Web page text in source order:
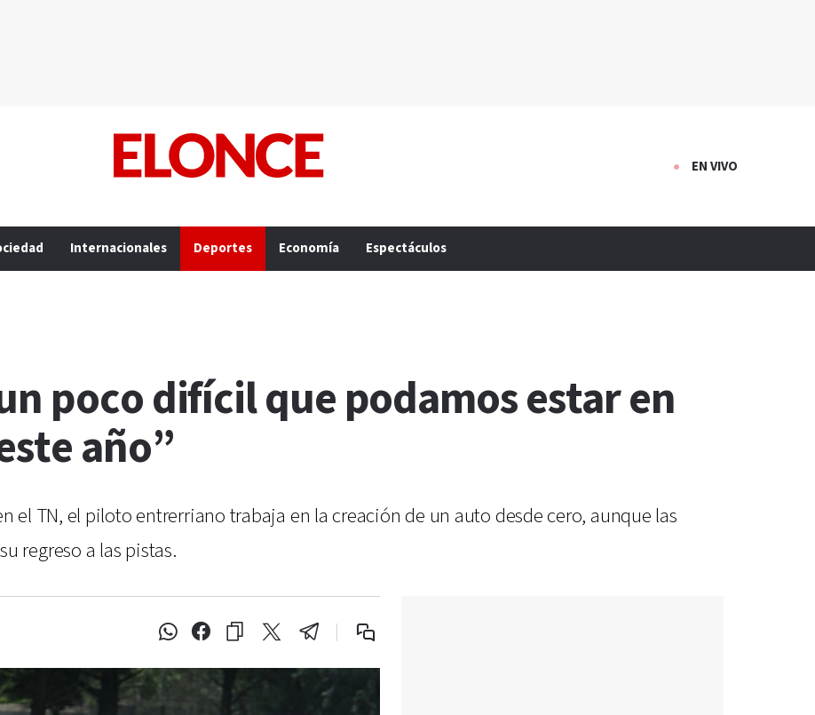
EN VIVO
Internacionales Deportes Economía Espectáculos
poco difícil que podamos estar en
año”
el TN, el piloto entrerriano trabaja en la creación de un auto desde cero, aunque las
regreso a las pistas.